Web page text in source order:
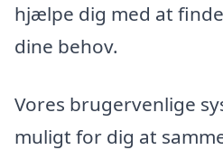
hjælpe dig med at
dine behov.
Vores brugervenlige
muligt for dig at